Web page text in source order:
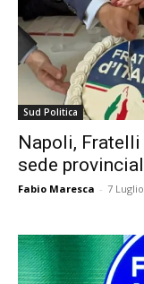
Sud Politica
Napoli, Fratelli
sede
Fabio Maresca - 7